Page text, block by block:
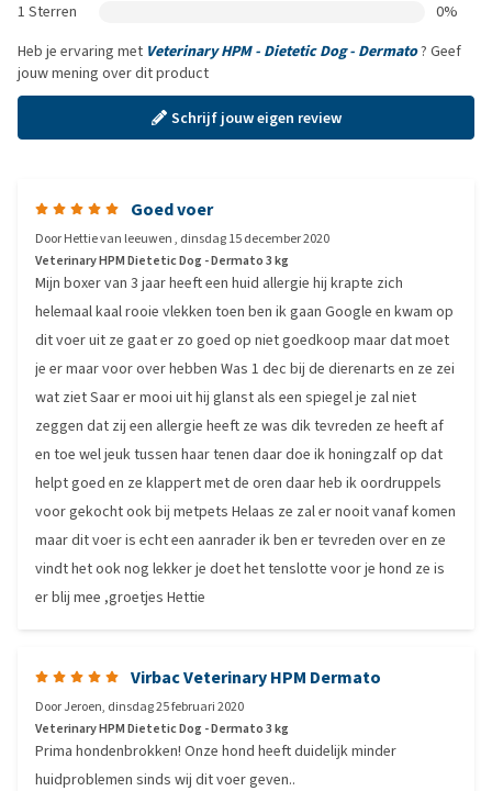
1 Sterren
0%
Heb je ervaring met Veterinary HPM - Dietetic Dog - Dermato? Geef
jouw mening over dit product
Schrijf jouw eigen review
Goed voer
DoorHettie van leeuwen, dinsdag 15 december 2020
Veterinary HPM Dietetic Dog - Dermato 3 kg
Mijn boxer van 3 jaar heeft een huid allergie hij krapte zich
helemaal kaal rooie vlekken toen ben ik gaan Google en kwam op
dit voer uit ze gaat er zo goed op niet goedkoop maar dat moet
je er maar voor over hebben Was 1 dec bij de dierenarts en ze zei
wat ziet Saar er mooi uit hij glanst als een spiegel je zal niet
zeggen dat zij een allergie heeft ze was dik tevreden ze heeft af
en toe wel jeuk tussen haar tenen daar doe ik honingzalf op dat
helpt goed en ze klappert met de oren daar heb ik oordruppels
voor gekocht ook bij metpets Helaas ze zal er nooit vanaf komen
maar dit voer is echt een aanrader ik ben er tevreden over en ze
vindt het ook nog lekker je doet het tenslotte voor je hond ze is
er blij mee ,groetjes Hettie
Virbac Veterinary HPM Dermato
DoorJeroen, dinsdag 25 februari 2020
Veterinary HPM Dietetic Dog - Dermato 3 kg
Prima hondenbrokken! Onze hond heeft duidelijk minder
huidproblemen sinds wij dit voer geven..